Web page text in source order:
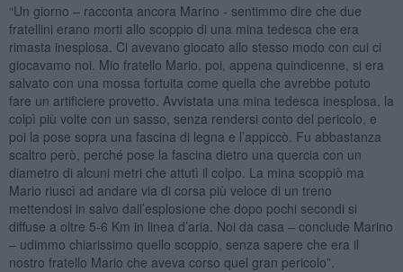
“Un giorno – racconta ancora Marino - sentimmo dire che due
fratellini erano morti allo scoppio di una mina tedesca che era
rimasta inesplosa. Ci avevano giocato allo stesso modo con cui ci
giocavamo noi. Mio fratello Mario, poi, appena quindicenne, si era
salvato con una mossa fortuita come quella che avrebbe potuto
fare un artificiere provetto. Avvistata una mina tedesca inesplosa, la
colpì più volte con un sasso, senza rendersi conto del pericolo, e
poi la pose sopra una fascina di legna e l’appiccò. Fu abbastanza
scaltro però, perché pose la fascina dietro una quercia con un
diametro di alcuni metri che attutì il colpo. La mina scoppiò ma
Mario riuscì ad andare via di corsa più veloce di un treno
mettendosi in salvo dall’esplosione che dopo pochi secondi si
diffuse a oltre 5-6 Km in linea d’aria. Noi da casa – conclude Marino
– udimmo chiarissimo quello scoppio, senza sapere che era il
nostro fratello Mario che aveva corso quel gran pericolo”.